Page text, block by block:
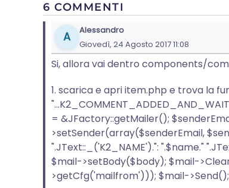
6 COMMENTI
A
Alessandro
Giovedì, 24 Agosto 2017 11:08
Si, allora vai dentro components/
1. scarica e apri item.php e trova la
= &JFactory::getMailer();
>setSender(array($senderEmail,
".JText::_('K2_NAME').": ".$name."
$mail->setBody($body); $mail-
>getCfg('mailfrom'))); $mail-